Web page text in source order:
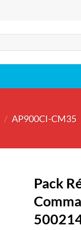
/ AP900CI-CM35
Pack